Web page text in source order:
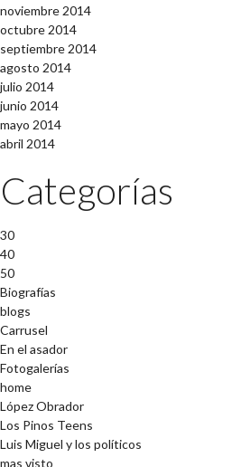
noviembre 2014
octubre 2014
septiembre 2014
agosto 2014
julio 2014
junio 2014
mayo 2014
abril 2014
Categorías
30
40
50
Biografías
blogs
Carrusel
En el asador
Fotogalerías
home
López Obrador
Los Pinos Teens
Luis Miguel y los políticos
mas visto